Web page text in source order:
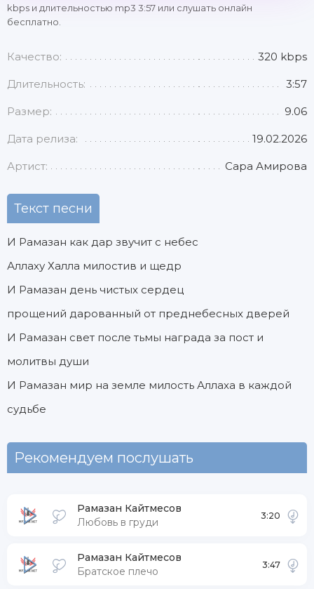
kbps и длительностью mp3 3:57 или слушать онлайн
бесплатно.
Качество: 320 kbps
Длительность: 3:57
Размер: 9.06
Дата релиза: 19.02.2026
Артист: Сара Амирова
Текст песни
И Рамазан как дар звучит с небес
Аллаху Халла милостив и щедр
И Рамазан день чистых сердец
прощений дарованный от преднебесных дверей
И Рамазан свет после тьмы награда за пост и
молитвы души
И Рамазан мир на земле милость Аллаха в каждой
судьбе
Рекомендуем послушать
Рамазан Кайтмесов
Любовь в груди
3:20
Рамазан Кайтмесов
Братское плечо
3:47